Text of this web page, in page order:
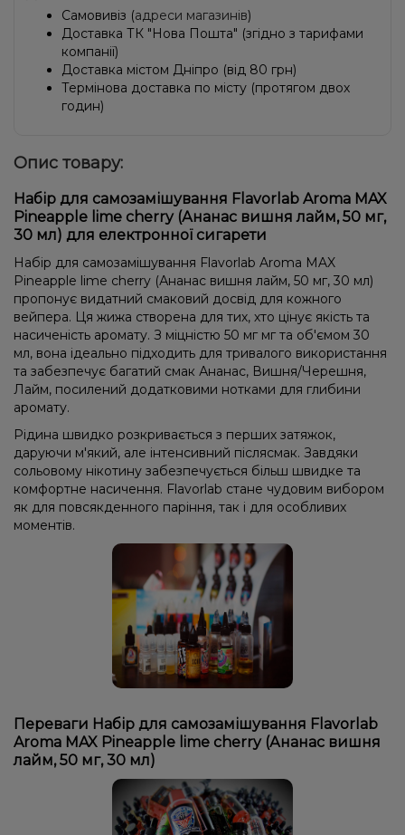
Самовивіз (адреси магазинів)
Доставка ТК "Нова Пошта" (згідно з тарифами
компанії)
Доставка містом Дніпро (від 80 грн)
Термінова доставка по місту (протягом двох
годин)
Опис товару:
Набір для самозамішування Flavorlab Aroma MAX
Pineapple lime cherry (Ананас вишня лайм, 50 мг,
30 мл) для електронної сигарети
Набір для самозамішування Flavorlab Aroma MAX
Pineapple lime cherry (Ананас вишня лайм, 50 мг, 30 мл)
пропонує видатний смаковий досвід для кожного
вейпера. Ця жижа створена для тих, хто цінує якість та
насиченість аромату. З міцністю 50 мг мг та об'ємом 30
мл, вона ідеально підходить для тривалого використання
та забезпечує багатий смак Ананас, Вишня/Черешня,
Лайм, посилений додатковими нотками для глибини
аромату.
Рідина швидко розкривається з перших затяжок,
даруючи м'який, але інтенсивний післясмак. Завдяки
сольовому нікотину забезпечується більш швидке та
комфортне насичення. Flavorlab стане чудовим вибором
як для повсякденного паріння, так і для особливих
моментів.
Переваги Набір для самозамішування Flavorlab
Aroma MAX Pineapple lime cherry (Ананас вишня
лайм, 50 мг, 30 мл)